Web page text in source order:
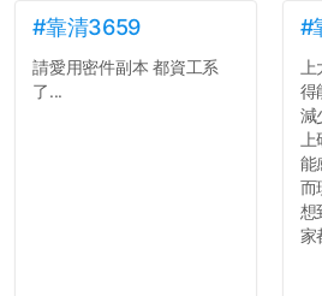
長
反
竹
關
吧
#靠清3659
請愛用密件副本 都資工系
了...
#
得
減
能
而
想
家